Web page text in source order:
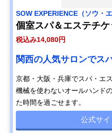
SOW EXPERIENCE（ソウ・
個室スパ＆エステチ
税込み14,080円
関西の人気サロンでス
京都・大阪・兵庫でスパ・エ
機械を使わないオールハンド
た時間を過ごせます。
公式サイ